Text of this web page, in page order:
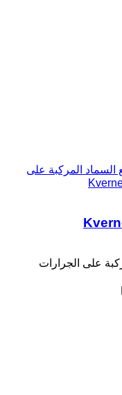
السماد المركبة على
على الجرارات